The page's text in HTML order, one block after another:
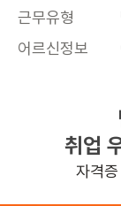
근무유형
어르신정보
높은급여 초보가능
취업
자격